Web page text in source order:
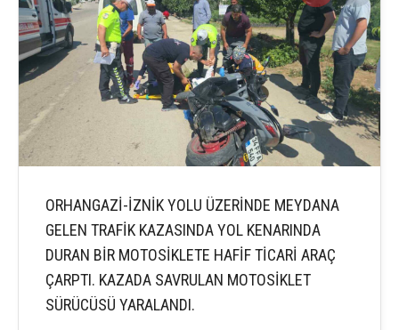
ORHANGAZİ-İZNİK YOLU ÜZERİNDE MEYDANA
GELEN TRAFİK KAZASINDA YOL KENARINDA
DURAN BİR MOTOSİKLETE HAFİF TİCARİ ARAÇ
ÇARPTI. KAZADA SAVRULAN MOTOSİKLET
SÜRÜCÜSÜ YARALANDI.